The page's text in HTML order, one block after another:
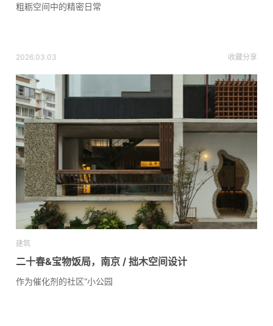
粗粝空间中的精密日常
2026.03.03 收藏分享
建筑
二十春&宝物饭局，南京 / 拙木空间设计
作为催化剂的社区“小公园